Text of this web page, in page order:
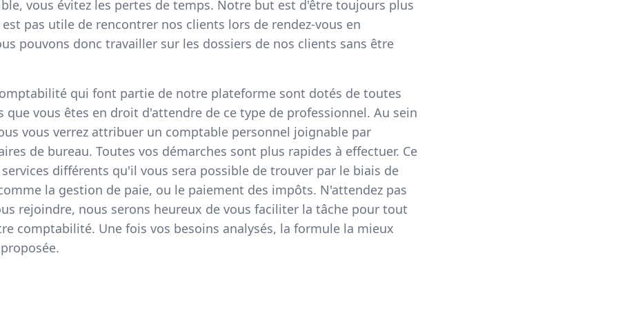
vous évitez les pertes de temps. Notre but est d'être toujours plus
pas utile de rencontrer nos clients lors de rendez-vous en
pouvons donc travailler sur les dossiers de nos clients sans être
qui font partie de notre plateforme sont dotés de toutes
que vous êtes en droit d'attendre de ce type de professionnel. Au sein
vous verrez attribuer un comptable personnel joignable par
de bureau. Toutes vos démarches sont plus rapides à effectuer. Ce
différents qu'il vous sera possible de trouver par le biais de
la gestion de paie, ou le paiement des impôts. N'attendez pas
rejoindre, nous serons heureux de vous faciliter la tâche pour tout
comptabilité. Une fois vos besoins analysés, la formule la mieux